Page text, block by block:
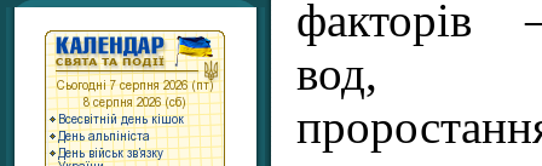
факторів
вод,